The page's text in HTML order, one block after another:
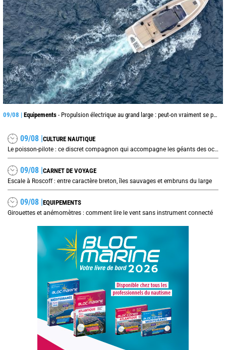
09/08 | Equipements - Propulsion électrique au grand large : peut-on vraiment se passer du diesel ?
09/08 |CULTURE NAUTIQUE
Le poisson-pilote : ce discret compagnon qui accompagne les géants des océans
09/08 |CARNET DE VOYAGE
Escale à Roscoff : entre caractère breton, îles sauvages et embruns du large
09/08 |EQUIPEMENTS
Girouettes et anémomètres : comment lire le vent sans instrument connecté